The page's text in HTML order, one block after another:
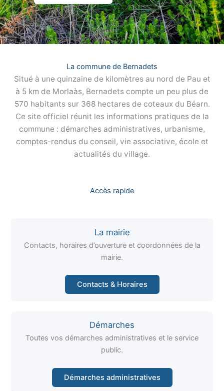
La commune de Bernadets
Situé à une quinzaine de kilomètres au nord de Pau et
à 5 km de Morlaàs, Bernadets compte un peu plus de
570 habitants sur 368 hectares de coteaux du Béarn.
Ce site officiel réunit les informations pratiques de la
commune : démarches administratives, urbanisme,
comptes-rendus du conseil, vie associative, école et
actualités du village.
Accès rapide
La mairie
Contacts, horaires d’ouverture et coordonnées de la
mairie.
Contacts & Horaires
Démarches
Toutes vos démarches administratives et le service
public.
Démarches administratives